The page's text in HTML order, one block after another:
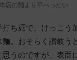
本店の麺より平べったい
ち麺で、けっこう
。おそらく讃岐う
うのですが、表面